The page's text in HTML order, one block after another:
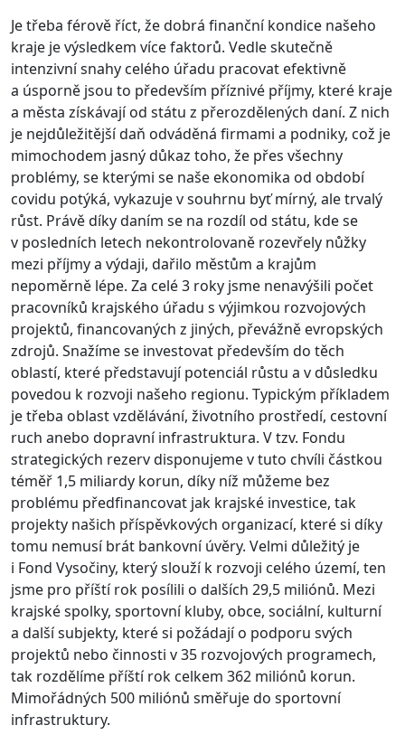
Je třeba férově říct, že dobrá finanční kondice našeho
kraje je výsledkem více faktorů. Vedle skutečně
intenzivní snahy celého úřadu pracovat efektivně
a úsporně jsou to především příznivé příjmy, které kraje
a města získávají od státu z přerozdělených daní. Z nich
je nejdůležitější daň odváděná firmami a podniky, což je
mimochodem jasný důkaz toho, že přes všechny
problémy, se kterými se naše ekonomika od období
covidu potýká, vykazuje v souhrnu byť mírný, ale trvalý
růst. Právě díky daním se na rozdíl od státu, kde se
v posledních letech nekontrolovaně rozevřely nůžky
mezi příjmy a výdaji, dařilo městům a krajům
nepoměrně lépe. Za celé 3 roky jsme nenavýšili počet
pracovníků krajského úřadu s výjimkou rozvojových
projektů, financovaných z jiných, převážně evropských
zdrojů. Snažíme se investovat především do těch
oblastí, které představují potenciál růstu a v důsledku
povedou k rozvoji našeho regionu. Typickým příkladem
je třeba oblast vzdělávání, životního prostředí, cestovní
ruch anebo dopravní infrastruktura. V tzv. Fondu
strategických rezerv disponujeme v tuto chvíli částkou
téměř 1,5 miliardy korun, díky níž můžeme bez
problému předfinancovat jak krajské investice, tak
projekty našich příspěvkových organizací, které si díky
tomu nemusí brát bankovní úvěry. Velmi důležitý je
i Fond Vysočiny, který slouží k rozvoji celého území, ten
jsme pro příští rok posílili o dalších 29,5 miliónů. Mezi
krajské spolky, sportovní kluby, obce, sociální, kulturní
a další subjekty, které si požádají o podporu svých
projektů nebo činnosti v 35 rozvojových programech,
tak rozdělíme příští rok celkem 362 miliónů korun.
Mimořádných 500 miliónů směřuje do sportovní
infrastruktury.